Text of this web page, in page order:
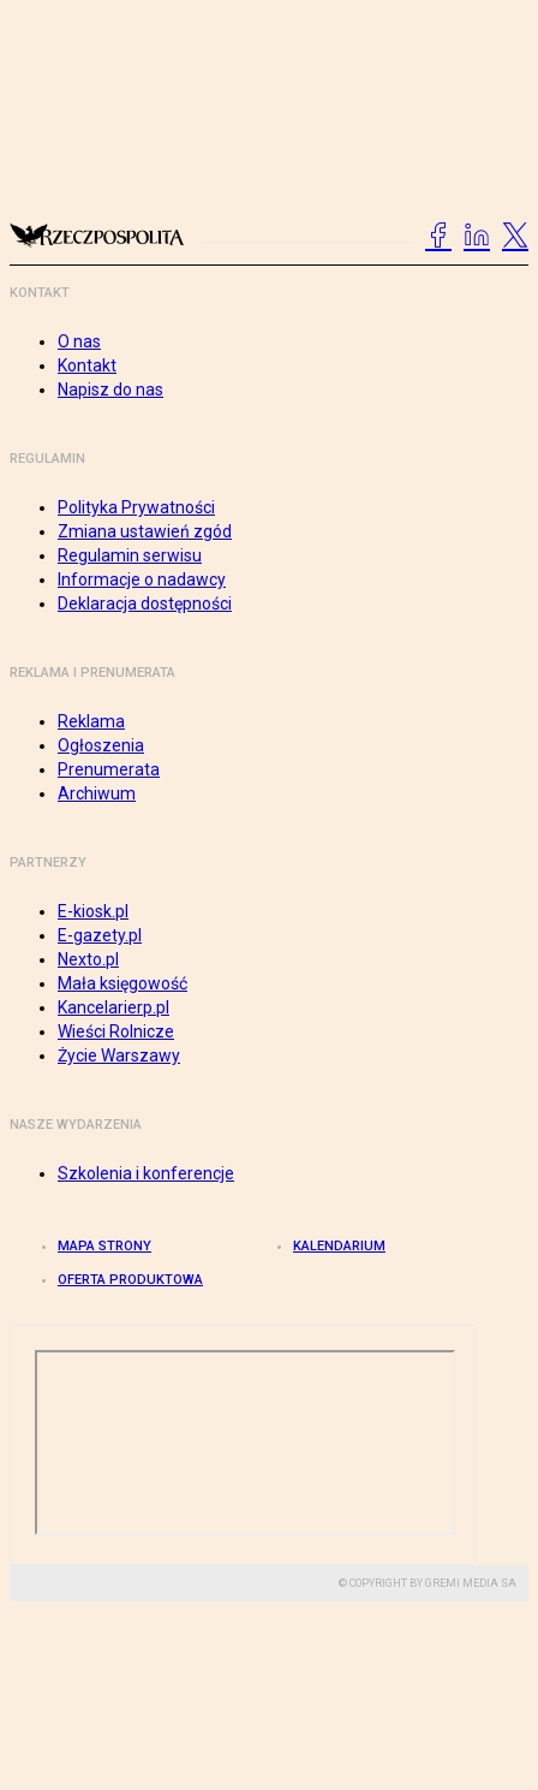
KONTAKT
O nas
Kontakt
Napisz do nas
REGULAMIN
Polityka Prywatności
Zmiana ustawień zgód
Regulamin serwisu
Informacje o nadawcy
Deklaracja dostępności
REKLAMA I PRENUMERATA
Reklama
Ogłoszenia
Prenumerata
Archiwum
PARTNERZY
E-kiosk.pl
E-gazety.pl
Nexto.pl
Mała księgowość
Kancelarierp.pl
Wieści Rolnicze
Życie Warszawy
NASZE WYDARZENIA
Szkolenia i konferencje
MAPA STRONY KALENDARIUM
OFERTA PRODUKTOWA
© COPYRIGHT BY GREMI MEDIA SA